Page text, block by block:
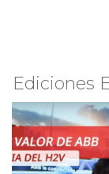
Ediciones